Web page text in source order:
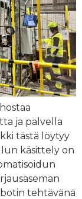
ja palvella
tästä löytyy
käsittely on
tehtävänä